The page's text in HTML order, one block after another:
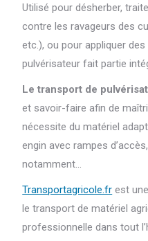
Utilisé pour désherber,
contre les ravageurs des
etc.), ou pour appliquer
pulvérisateur fait partie
Le transport de
et savoir-faire afin de
nécessite du matériel
engin avec rampes
notamment…
Transportagricole.fr est
le transport de matériel
professionnelle dans tout